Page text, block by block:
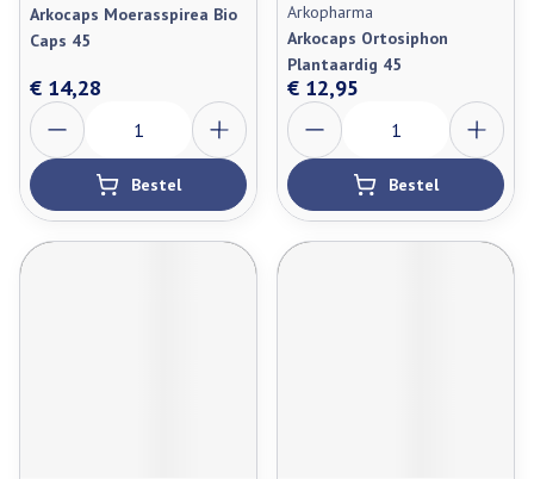
Arkocaps Moerasspirea Bio
Caps 45
€ 14,28
Aantal
Bestel
Arkopharma
Arkocaps Ortosiphon
Plantaardig 45
€ 12,95
Aantal
Bestel